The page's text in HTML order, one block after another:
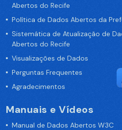
Abertos do Recife
Política de Dados Abertos da
Sistemática de Atualização de
Abertos do Recife
Visualizações de Dados
Perguntas Frequentes
Agradecimentos
Manuais e Vídeos
Manual de Dados Abertos W3C